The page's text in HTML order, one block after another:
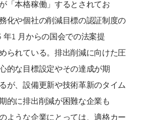
「本格稼働」するとされてお
化や個社の削減目標の認証制度の
1 月からの国会での法案提
られている。排出削減に向けた圧
的な目標設定やその達成が期
が、設備更新や技術革新のタイム
的に排出削減が困難な企業も
ような企業にとっては、適格カー